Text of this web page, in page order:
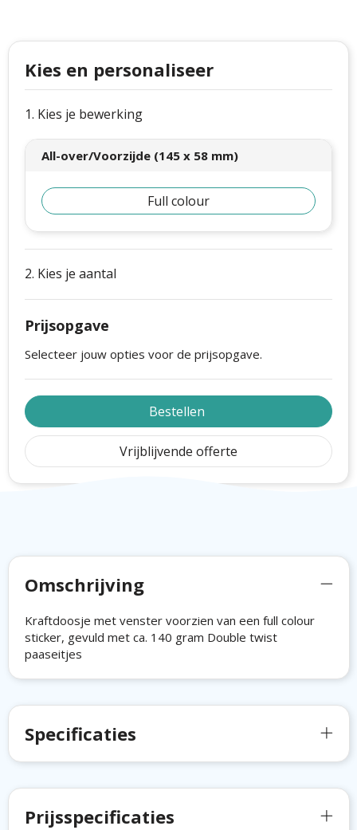
Cutter & Buck
Craft
Thule
Case Logic
Mepal
Parker
Ludieke hoofdbanden
Kerstspellen
Kersttassen
kerstkaarsen
Kies en personaliseer
1. Kies je bewerking
All-over/Voorzijde (145 x 58 mm)
Full colour
2. Kies je aantal
Prijsopgave
Selecteer jouw opties voor de prijsopgave.
Bestellen
Vrijblijvende offerte
Omschrijving
Kraftdoosje met venster voorzien van een full colour
sticker, gevuld met ca. 140 gram Double twist
paaseitjes
Specificaties
Prijsspecificaties